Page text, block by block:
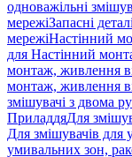
одноважільні
мережіЗапасні
мережіНастінний
для Настінний
монтаж, живлення
монтаж, живлення
змішувачі з двома
ПриладдяДля
Для змішувачів для
умивальних зон,